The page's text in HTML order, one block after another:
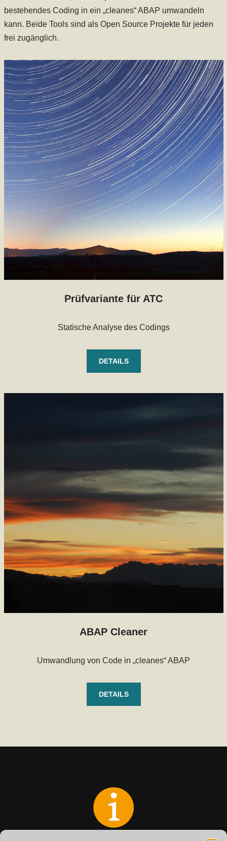
bestehendes Coding in ein „cleanes“ ABAP umwandeln
kann. Beide Tools sind als Open Source Projekte für jeden
frei zugänglich.
Prüfvariante für ATC
Statische Analyse des Codings
DETAILS
ABAP Cleaner
Umwandlung von Code in „cleanes“ ABAP
DETAILS